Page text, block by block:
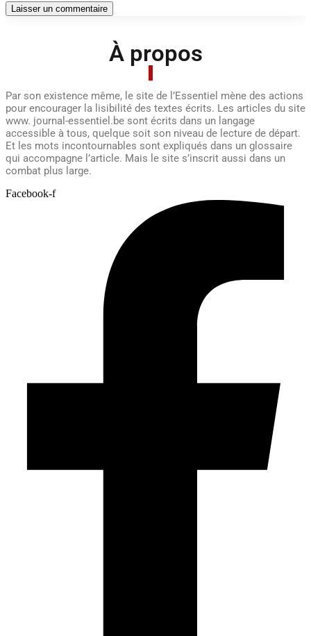
À propos
Par son existence même, le site de l’Essentiel mène des actions
pour encourager la lisibilité des textes écrits. Les articles du site
www. journal-essentiel.be sont écrits dans un langage
accessible à tous, quelque soit son niveau de lecture de départ.
Et les mots incontournables sont expliqués dans un glossaire
qui accompagne l’article. Mais le site s’inscrit aussi dans un
combat plus large.
Facebook-f